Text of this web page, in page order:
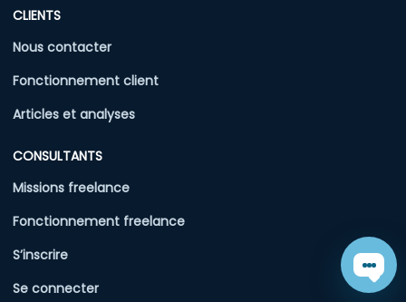
CLIENTS
Nous contacter
Fonctionnement client
Articles et analyses
CONSULTANTS
Missions freelance
Fonctionnement freelance
S’inscrire
Se connecter
Chat